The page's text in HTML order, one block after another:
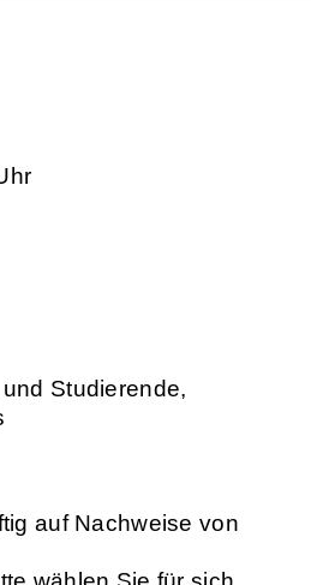
Studierende,
auf Nachweise von